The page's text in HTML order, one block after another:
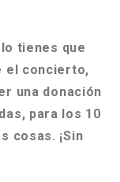
tienes que
el concierto,
una donación
para los 10
cosas. ¡Sin